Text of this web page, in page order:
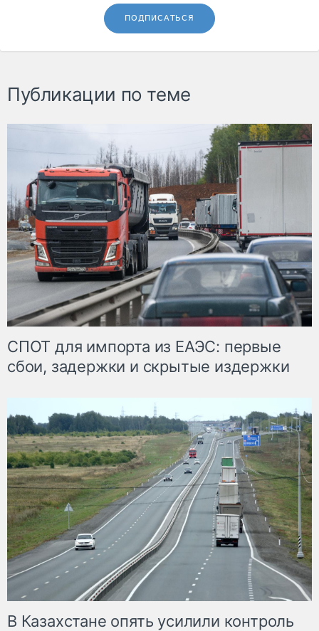
ПОДПИСАТЬСЯ
Публикации по теме
СПОТ для импорта из ЕАЭС: первые
сбои, задержки и скрытые издержки
В Казахстане опять усилили контроль